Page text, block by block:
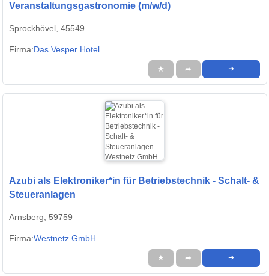
Veranstaltungsgastronomie (m/w/d)
Sprockhövel, 45549
Firma:Das Vesper Hotel
★ ➦ ➜
Azubi als Elektroniker*in für Betriebstechnik - Schalt- &
Steueranlagen
Arnsberg, 59759
Firma:Westnetz GmbH
★ ➦ ➜